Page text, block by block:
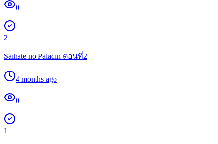
0
2
Saihate no Paladin ตอนที่2
4 months ago
0
1